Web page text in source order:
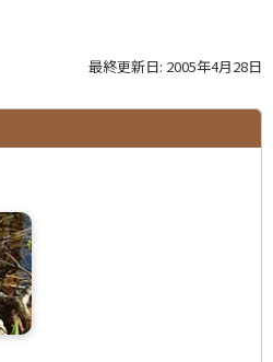
最終更新日: 2005年4月28日